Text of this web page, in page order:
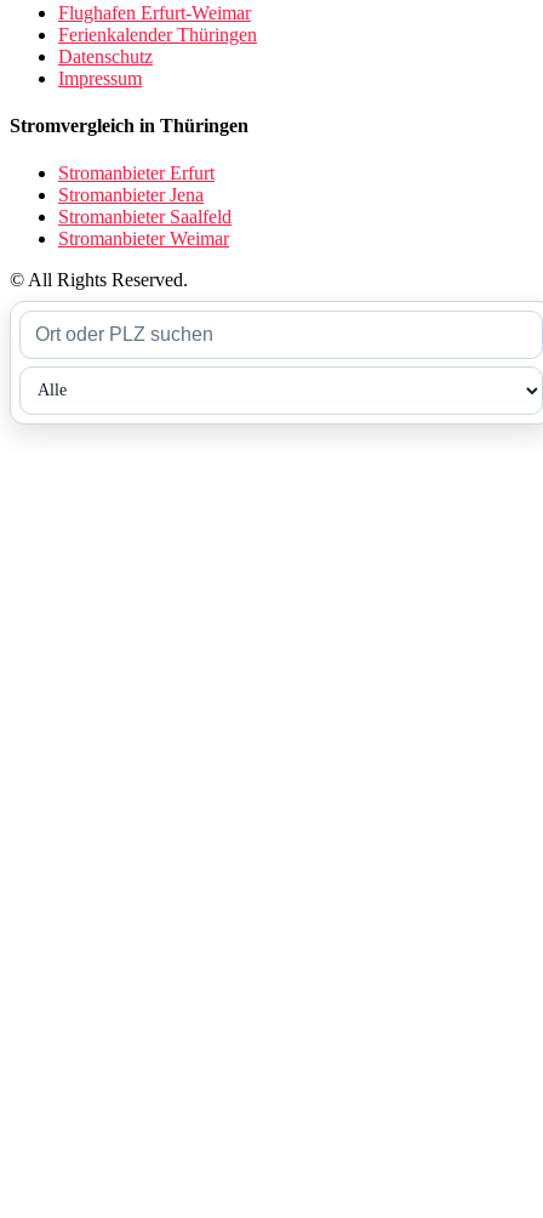
Flughafen Erfurt-Weimar
Ferienkalender Thüringen
Datenschutz
Impressum
Stromvergleich in Thüringen
Stromanbieter Erfurt
Stromanbieter Jena
Stromanbieter Saalfeld
Stromanbieter Weimar
© All Rights Reserved.